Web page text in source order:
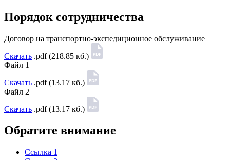
Порядок сотрудничества
Договор на транспортно-экспедиционное обслуживание
Скачать .pdf (218.85 кб.)
Файл 1
Скачать .pdf (13.17 кб.)
Файл 2
Скачать .pdf (13.17 кб.)
Обратите внимание
Ссылка 1